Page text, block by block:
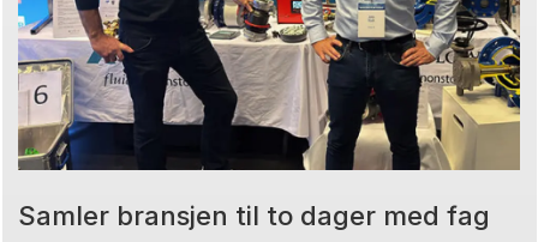
Samler bransjen til to dager med fag